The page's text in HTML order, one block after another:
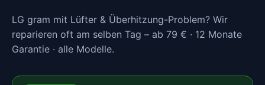
LG gram mit Lüfter & Überhitzung-Problem? Wir
reparieren oft am selben Tag – ab 79 € · 12 Monate
Garantie · alle Modelle.